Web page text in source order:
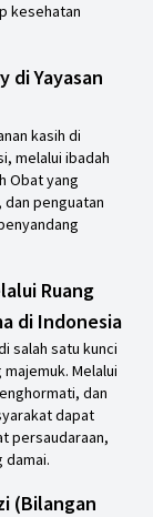
kesehatan
di Yayasan
kasih di
melalui ibadah
Obat yang
dan penguatan
Ruang
di Indonesia
salah satu kunci
Melalui
dan
dapat
persaudaraan,
damai.
(Bilangan